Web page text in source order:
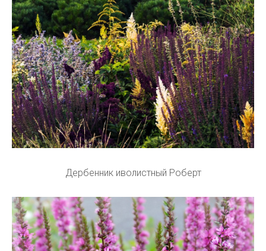
Дербенник иволистный Роберт